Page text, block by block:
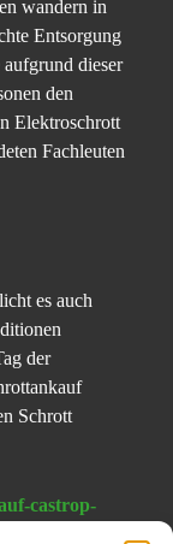
wandern in
Entsorgung
dieser
den
Elektroschrott
Fachleuten
es auch
der
Schrott
castrop-